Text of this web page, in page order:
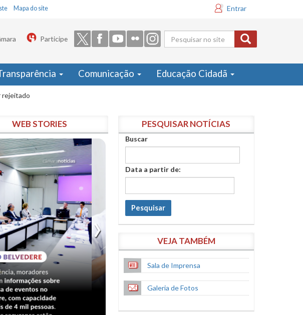
Mapa do site Entrar
Formulário
de busca
Participe
Comunicação Educação Cidadã
rejeitado
WEB STORIES PESQUISAR NOTÍCIAS
Buscar
Data a partir de:
Pesquisar
VEJA TAMBÉM
Sala de Imprensa
Galeria de Fotos